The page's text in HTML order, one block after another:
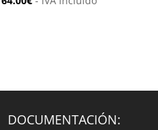
DOCUMENTACIÓN: